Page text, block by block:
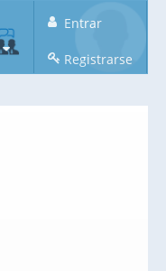
Entrar
Registrarse